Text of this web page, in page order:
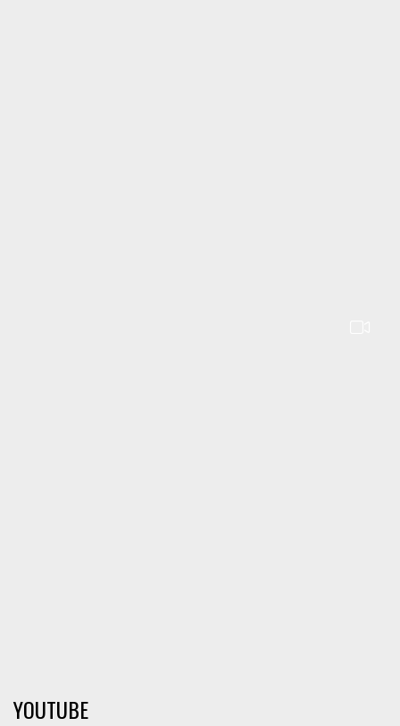
YOUTUBE